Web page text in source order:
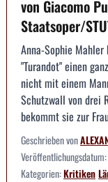
von Giacomo
Staatsoper/
Anna-Sophie
"Turandot" einen
nicht mit einem
Schutzwall von drei
bekommt sie zur
Geschrieben von
Veröffentlichungsdatum:
Kategorien:Kritiken